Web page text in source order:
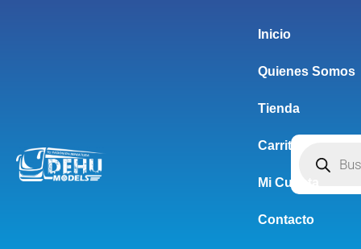
Inicio
Quienes Somos
Tienda
Carrito
Mi Cuenta
Contacto